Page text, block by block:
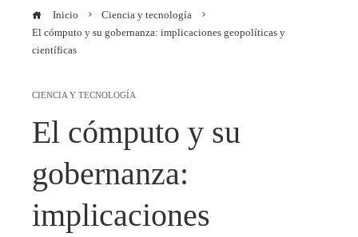
Inicio
Ciencia y tecnología
El cómputo y su gobernanza: implicaciones geopolíticas y
científicas
CIENCIA Y TECNOLOGÍA
El cómputo y su
gobernanza:
implicaciones